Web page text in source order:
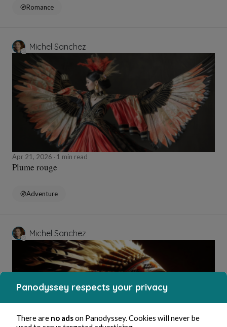
Romance
Michel Sanchez
Apr 21, 2026 1 min read
Plume rouge
Adventure
Michel Sanchez
Panodyssey respects your privacy
There are no adson Panodyssey. Cookies will never be